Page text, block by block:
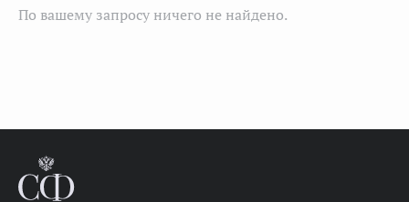
По вашему запросу ничего не найдено.